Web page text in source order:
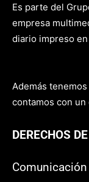
Es parte del
empresa
diario impreso
Además
contamos con un
DERECHOS